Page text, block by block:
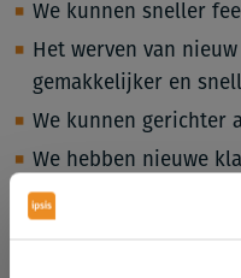
We kunnen sneller
Het werven van
gemakkelijker en
We kunnen gerichter
We hebben nieuwe
Nederland gewonnen